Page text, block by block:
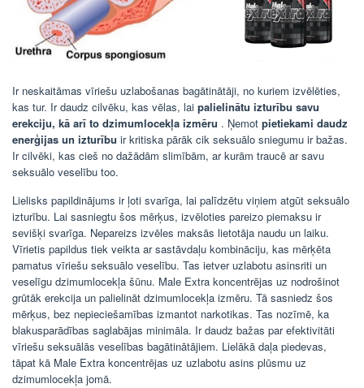
Ir neskaitāmas vīriešu uzlabošanas bagātinātāji, no kuriem izvēlēties,
kas tur. Ir daudz cilvēku, kas vēlas, lai palielinātu izturību savu
erekciju, kā arī to dzimumlocekļa izmēru . Ņemot pietiekami daudz
enerģijas un izturību ir kritiska pārāk cik seksuālo sniegumu ir bažas.
Ir cilvēki, kas cieš no dažādām slimībām, ar kurām traucē ar savu
seksuālo veselību too.
Lielisks papildinājums ir ļoti svarīga, lai palīdzētu viņiem atgūt seksuālo
izturību. Lai sasniegtu šos mērķus, izvēloties pareizo piemaksu ir
sevišķi svarīga. Nepareizs izvēles maksās lietotāja naudu un laiku.
Vīrietis papildus tiek veikta ar sastāvdaļu kombināciju, kas mērķēta
pamatus vīriešu seksuālo veselību. Tas ietver uzlabotu asinsriti un
veselīgu dzimumlocekļa šūnu. Male Extra koncentrējas uz nodrošinot
grūtāk erekcija un palielināt dzimumlocekļa izmēru. Tā sasniedz šos
mērķus, bez nepieciešamības izmantot narkotikas. Tas nozīmē, ka
blakusparādības saglabājas minimāla. Ir daudz bažas par efektivitāti
vīriešu seksuālās veselības bagātinātājiem. Lielākā daļa piedevas,
tāpat kā Male Extra koncentrējas uz uzlabotu asins plūsmu uz
dzimumlocekļa jomā.